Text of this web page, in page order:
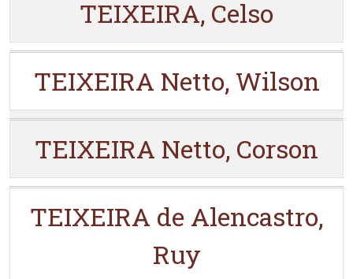
TEIXEIRA, Celso
TEIXEIRA Netto, Wilson
TEIXEIRA Netto, Corson
TEIXEIRA de Alencastro,
Ruy